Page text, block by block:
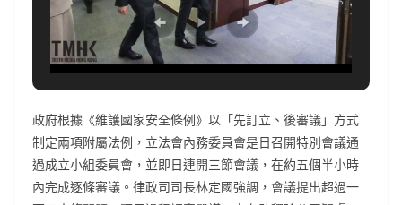
政府根據《維護國家安全條例》以「先訂立、後審議」方式
制定兩項附屬法例，立法會內務委員會是日召開特別會議通
過成立小組委員會，並即日連開三節會議，在約五個半小時
內完成逐條審議。律政司司長林定國強調，會議提出超過一